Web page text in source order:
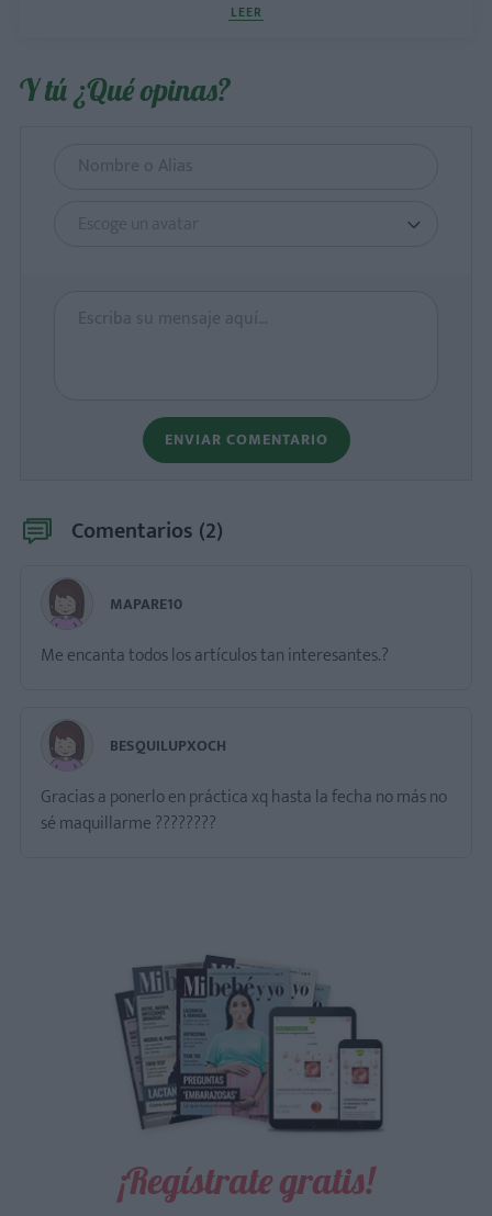
LEER
Y tú ¿Qué opinas?
Escoge un avatar
ENVIAR COMENTARIO
Comentarios (2)
MAPARE10
Me encanta todos los artículos tan interesantes.?
BESQUILUPXOCH
Gracias a ponerlo en práctica xq hasta la fecha no más no
sé maquillarme ????????
¡Regístrate gratis!